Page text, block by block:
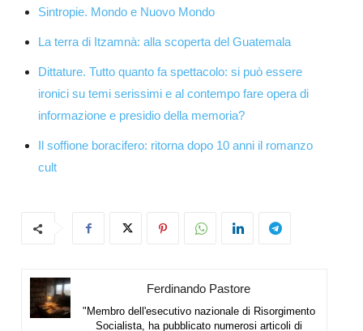
Sintropie. Mondo e Nuovo Mondo
La terra di Itzamnà: alla scoperta del Guatemala
Dittature. Tutto quanto fa spettacolo: si può essere
ironici su temi serissimi e al contempo fare opera di
informazione e presidio della memoria?
Il soffione boracifero: ritorna dopo 10 anni il romanzo
cult
Ferdinando Pastore
"Membro dell'esecutivo nazionale di Risorgimento
Socialista, ha pubblicato numerosi articoli di